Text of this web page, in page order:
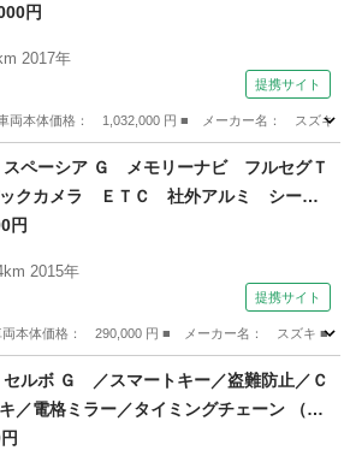
ｔｈ再生 バックモニター ＴＶ ＣＤ
スマートキー ＥＴＣ ＨＩＤヘッド
インチＡＷ クルーズコントロール オ
円
2017年
提携サイト
両本体価格： 1,032,000 円 ■ メーカー名： スズキ
スペーシア Ｇ メモリーナビ フルセグＴ
クカメラ ＥＴＣ 社外アルミ シート
キーレスエントリー スマートキー
ングストップ 両側スライドドア （車検
円
2015年
提携サイト
本体価格： 290,000 円 ■ メーカー名： スズキ
セルボ Ｇ ／スマートキー／盗難防止／Ｃ
／電格ミラー／タイミングチェーン （検